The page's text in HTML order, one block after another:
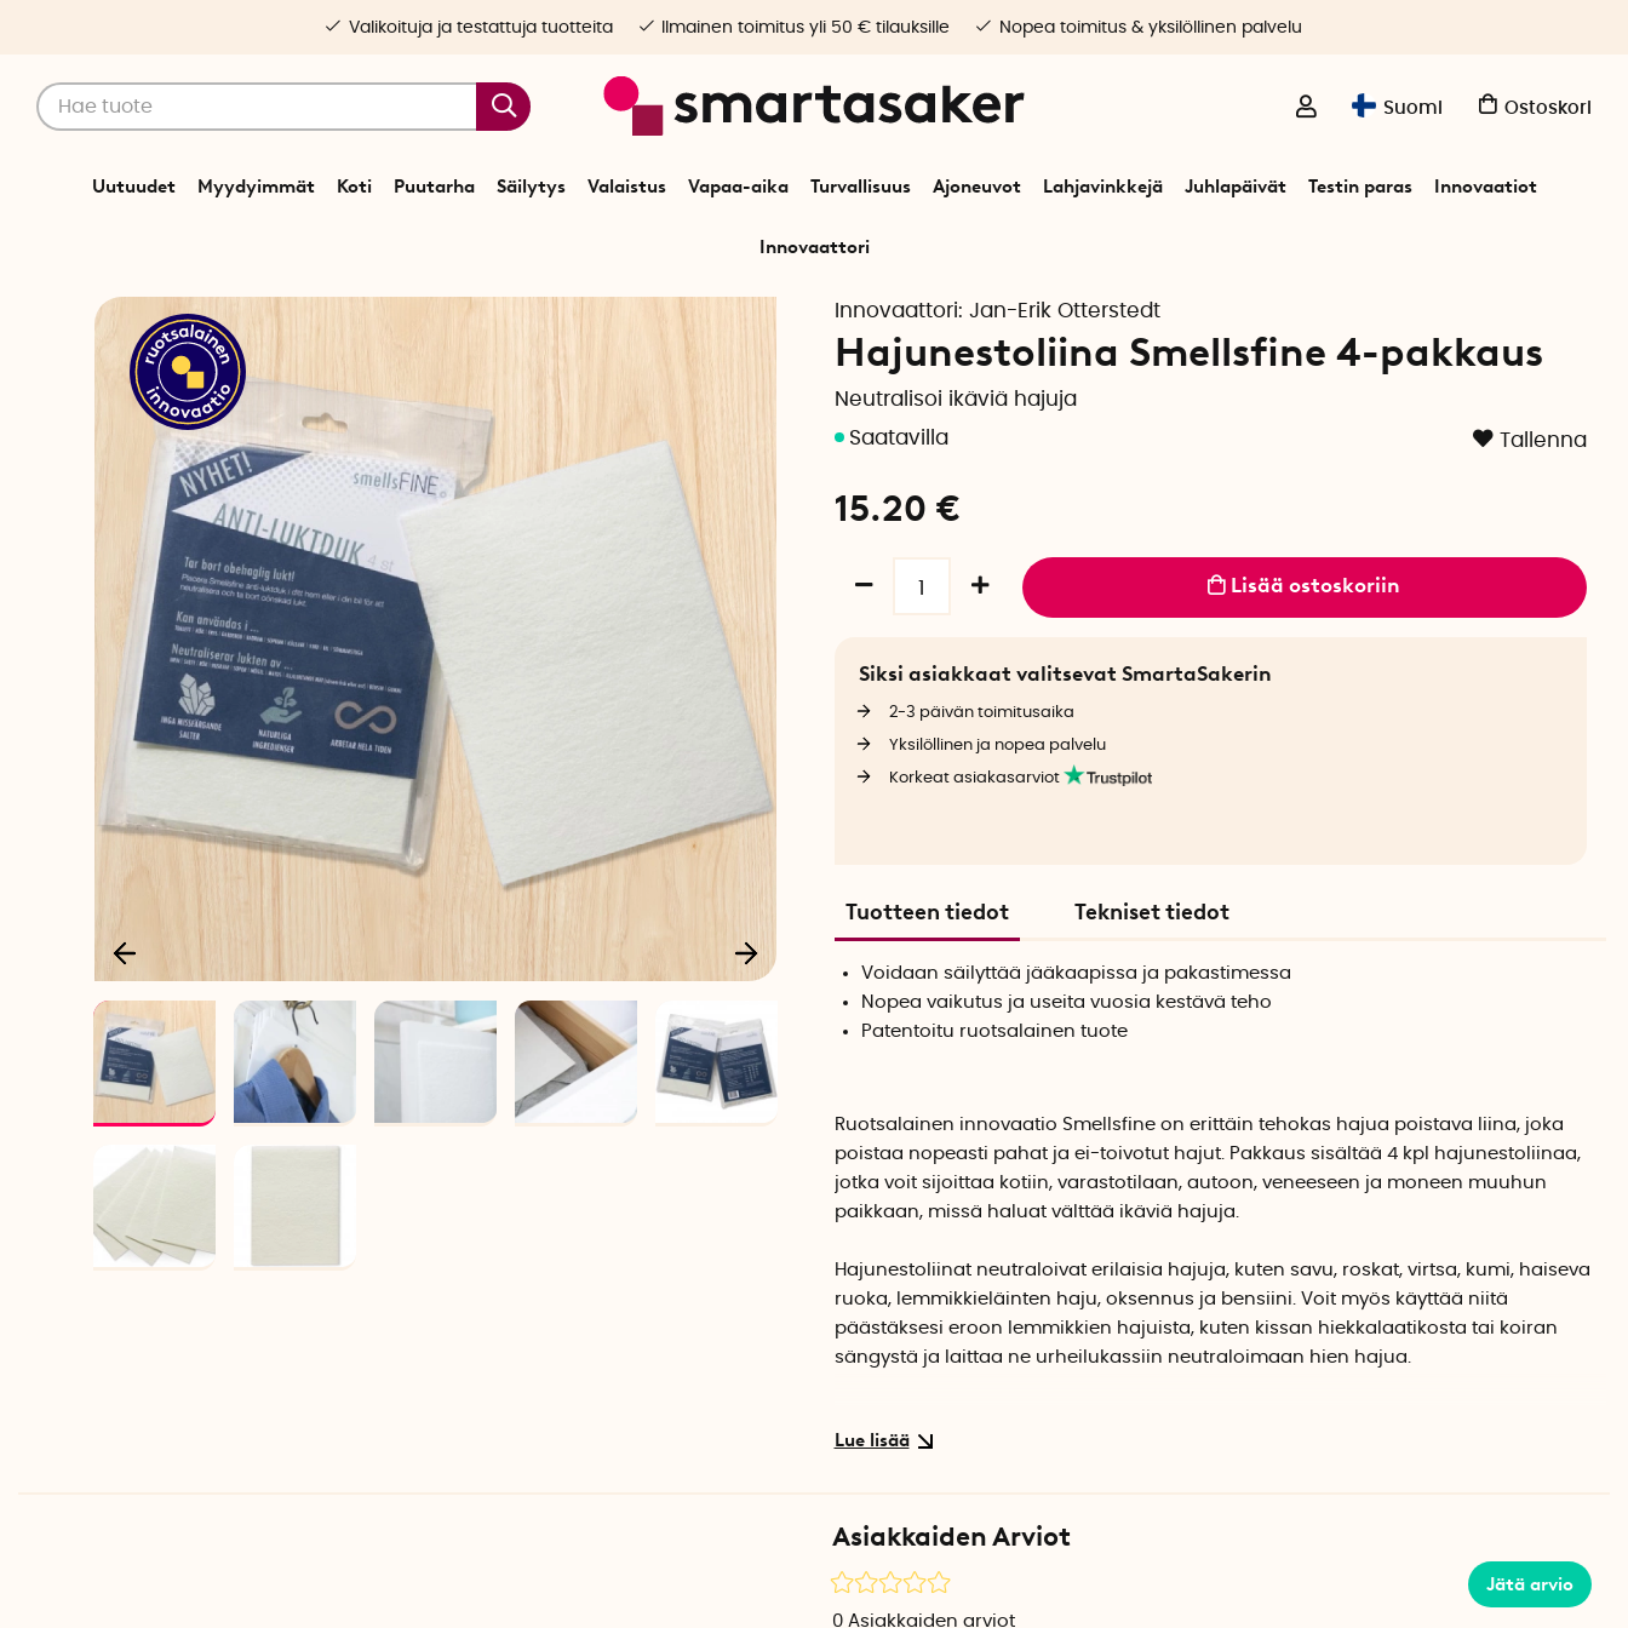
Suomi Ostoskori
Uutuudet Myydyimmät Koti Puutarha Säilytys Valaistus Vapaa-aika Turvallisuus Ajoneuvot Lahjavinkkejä Juhlapäivät Testin paras Innovaatiot
Innovaattori
Valikoituja ja testattuja tuotteita Ilmainen toimitus yli 50 € tilauksille Nopea toimitus & yksilöllinen palvelu
Siivous & kodinhoito Hajunestoliina Smellsfine 4-pakkaus
Innovaattori: Jan-Erik Otterstedt
Hajunestoliina Smellsfine 4-pakkaus
Neutralisoi ikäviä hajuja
Tallenna
15.20 €
Lisää ostoskoriin
Siksi asiakkaat valitsevat SmartaSakerin
2-3 päivän toimitusaika
Yksilöllinen ja nopea palvelu
Korkeat asiakasarviot
Tuotteen tiedot Tekniset tiedot
Voidaan säilyttää jääkaapissa ja pakastimessa
Nopea vaikutus ja useita vuosia kestävä teho
Patentoitu ruotsalainen tuote
Ruotsalainen innovaatio Smellsfine on erittäin tehokas hajua poistava liina, joka
poistaa nopeasti pahat ja ei-toivotut hajut. Pakkaus sisältää 4 kpl hajunestoliinaa,
jotka voit sijoittaa kotiin, varastotilaan, autoon, veneeseen ja moneen muuhun
paikkaan, missä haluat välttää ikäviä hajuja.
Hajunestoliinat neutraloivat erilaisia hajuja, kuten savu, roskat, virtsa, kumi, haiseva
ruoka, lemmikkieläinten haju, oksennus ja bensiini. Voit myös käyttää niitä
päästäksesi eroon lemmikkien hajuista, kuten kissan hiekkalaatikosta tai koiran
sängystä ja laittaa ne urheilukassiin neutraloimaan hien hajua.
Jos teet niihin reiän, voit ripustaa ne vaateripustimiin, nauloihin ja koukkuihin. Voit
Hajuneutralointi toimii sekä kylmässä että korkeassa kosteudessa. Tämä tarkoittaa,
että voit käyttää niitä myös pakastimessa ja jääkaapissa välttääksesi esimerkiksi
Asiakkaiden Arviot
Jätä arvio
0 Asiakkaiden arviot